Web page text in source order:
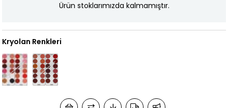
Ürün stoklarımızda kalmamıştır.
Kryolan Renkleri